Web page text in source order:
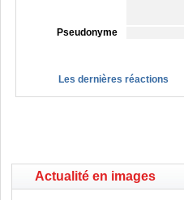
Pseudonyme
Les dernières réactions